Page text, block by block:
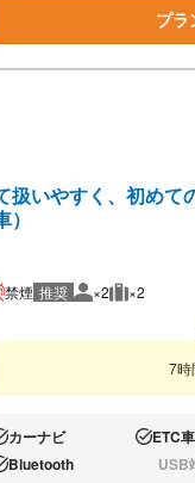
プラ
いやすく、初めて
禁煙 推奨 推奨人数
×2 推奨荷物
×2
7時
り:
カーナビ あり:ETC
り:
Bluetooth なし:USB